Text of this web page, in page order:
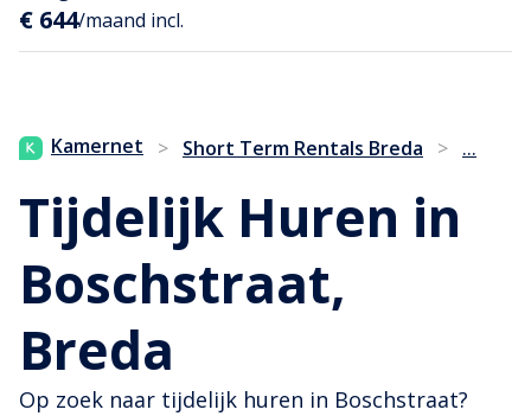
€ 644/maand incl.
Kamernet > Short Term Rentals Breda > ...
Tijdelijk Huren in
Boschstraat,
Breda
Op zoek naar tijdelijk huren in Boschstraat?